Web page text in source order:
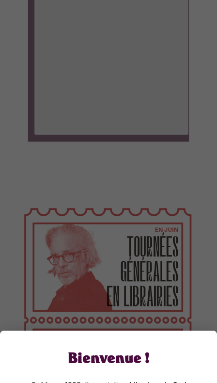
TOURNÉES GÉNÉRALES
Bienvenue !